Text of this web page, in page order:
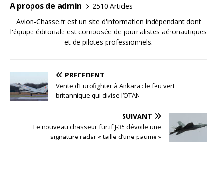
A propos de admin
2510 Articles
Avion-Chasse.fr est un site d'information indépendant dont
l'équipe éditoriale est composée de journalistes aéronautiques
et de pilotes professionnels.
PRÉCÉDENT
Vente d’Eurofighter à Ankara : le feu vert
britannique qui divise l’OTAN
SUIVANT
Le nouveau chasseur furtif J-35 dévoile une
signature radar « taille d’une paume »